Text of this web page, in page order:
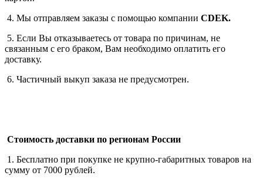
4. Мы отправляем заказы с помощью компании СDEK.
5. Если Вы отказываетесь от товара по причинам, не
связанным с его браком, Вам необходимо оплатить его
доставку.
6. Частичный выкуп заказа не предусмотрен.
Стоимость доставки по регионам России
1. Бесплатно при покупке не крупно-габаритных товаров на
сумму от 7000 рублей.